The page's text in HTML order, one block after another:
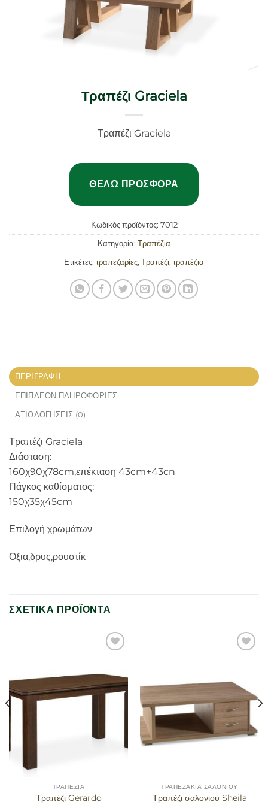
Τραπέζι Graciela
Τραπέζι Graciela
ΘΈΛΩ ΠΡΟΣΦΟΡΆ
Κωδικός προϊόντος: 7012
Κατηγορία: Τραπέζια
Ετικέτες: τραπεζαρίες, Τραπέζι, τραπέζια
ΠΕΡΙΓΡΑΦΉ
ΕΠΙΠΛΈΟΝ ΠΛΗΡΟΦΟΡΊΕΣ
ΑΞΙΟΛΟΓΉΣΕΙΣ (0)
Τραπέζι Graciela
Διάσταση:
160χ90χ78cm,επέκταση 43cm+43cn
Πάγκος καθίσματος:
150χ35χ45cm
Επιλογή χρωμάτων
Οξια,δρυς,ρουστίκ
ΣΧΕΤΙΚΆ ΠΡΟΪΌΝΤΑ
αγαπημένα
ΤΡΑΠΈΖΙΑ
Τραπέζι Gerardo
ΤΡΑΠΕΖΆΚΙΑ ΣΑΛΟΝΙΟΎ
Τραπέζι σαλονιού Sheila